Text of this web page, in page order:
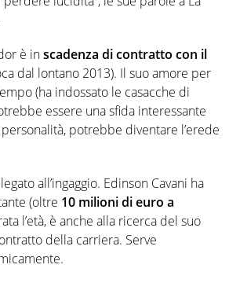
è inscadenza di contratto con il
dal lontano 2013). Il suo amore per
(ha indossato le casacche di
essere una sfida interessante
personalità, potrebbe diventare l’erede
all’ingaggio. Edinson Cavani ha
(oltre 10 milioni di euro a
l’età, è anche alla ricerca del suo
della carriera. Serve